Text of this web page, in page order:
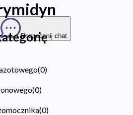
Rozpocznij chat
(0)
(0)
(0)